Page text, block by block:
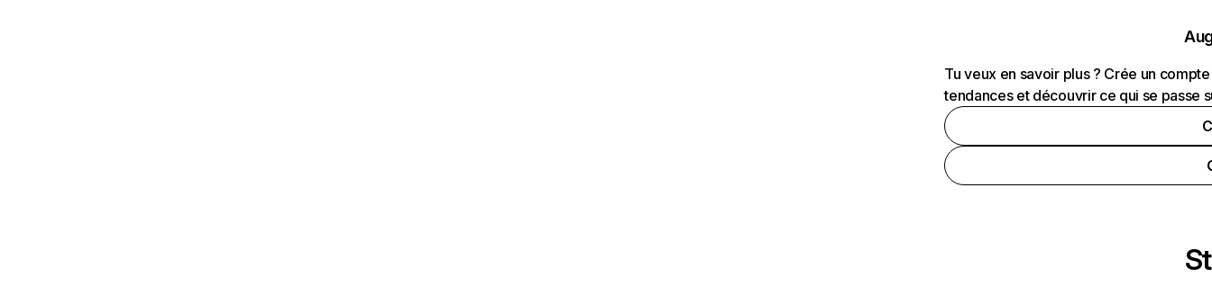
Tu veux en savoir plus ? Crée un
tendances et découvrir ce qui se passe